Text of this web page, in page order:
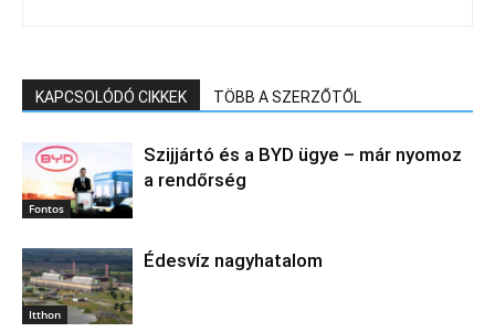
KAPCSOLÓDÓ CIKKEK TÖBB A SZERZŐTŐL
Fontos
Szijjártó és a BYD ügye – már nyomoz
a rendőrség
Itthon
Édesvíz nagyhatalom